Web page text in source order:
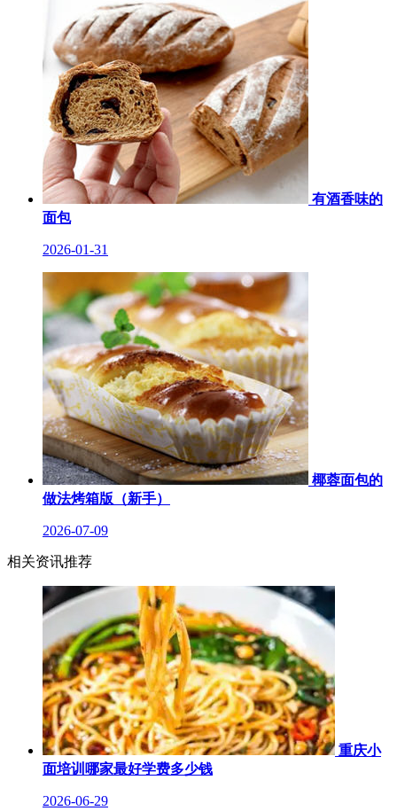
有酒香味的
面包
2026-01-31
椰蓉面包的
做法烤箱版（新手）
2026-07-09
相关资讯推荐
重庆小
面培训哪家最好学费多少钱
2026-06-29